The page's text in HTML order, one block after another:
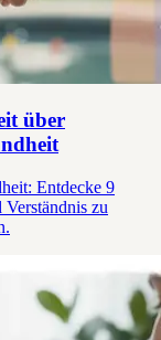
über
Entdecke 9
zu